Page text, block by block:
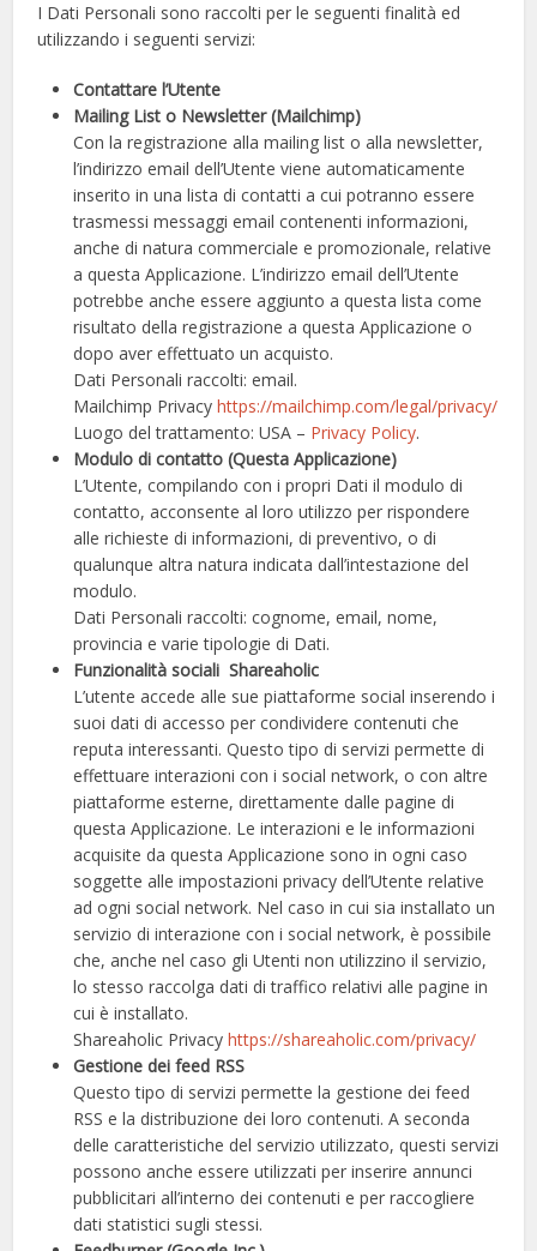
I Dati Personali sono raccolti per le seguenti finalità ed
utilizzando i seguenti servizi:
Contattare l’Utente
Mailing List o Newsletter (Mailchimp)
Con la registrazione alla mailing list o alla newsletter,
l’indirizzo email dell’Utente viene automaticamente
inserito in una lista di contatti a cui potranno essere
trasmessi messaggi email contenenti informazioni,
anche di natura commerciale e promozionale, relative
a questa Applicazione. L’indirizzo email dell’Utente
potrebbe anche essere aggiunto a questa lista come
risultato della registrazione a questa Applicazione o
dopo aver effettuato un acquisto.
Dati Personali raccolti: email.
Mailchimp Privacyhttps://mailchimp.com/legal/privacy/
Luogo del trattamento: USA – Privacy Policy.
Modulo di contatto (Questa Applicazione)
L’Utente, compilando con i propri Dati il modulo di
contatto, acconsente al loro utilizzo per rispondere
alle richieste di informazioni, di preventivo, o di
qualunque altra natura indicata dall’intestazione del
modulo.
Dati Personali raccolti: cognome, email, nome,
provincia e varie tipologie di Dati.
Funzionalità sociali Shareaholic
L’utente accede alle sue piattaforme social inserendo i
suoi dati di accesso per condividere contenuti che
reputa interessanti.Questo tipo di servizi permette di
effettuare interazioni con i social network, o con altre
piattaforme esterne, direttamente dalle pagine di
questa Applicazione. Le interazioni e le informazioni
acquisite da questa Applicazione sono in ogni caso
soggette alle impostazioni privacy dell’Utente relative
ad ogni social network. Nel caso in cui sia installato un
servizio di interazione con i social network, è possibile
che, anche nel caso gli Utenti non utilizzino il servizio,
lo stesso raccolga dati di traffico relativi alle pagine in
cui è installato.
Shareaholic Privacyhttps://shareaholic.com/privacy/
Gestione dei feed RSS
Questo tipo di servizi permette la gestione dei feed
RSS e la distribuzione dei loro contenuti. A seconda
delle caratteristiche del servizio utilizzato, questi servizi
possono anche essere utilizzati per inserire annunci
pubblicitari all’interno dei contenuti e per raccogliere
dati statistici sugli stessi.